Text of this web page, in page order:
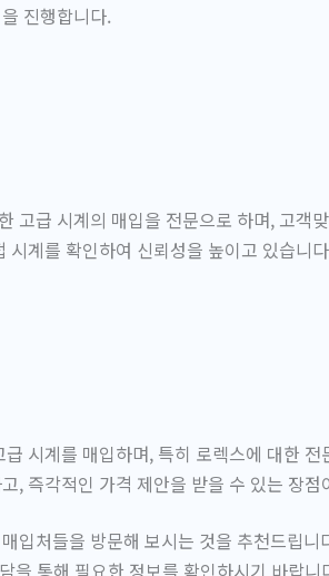
진행합니다.
고급 시계의 매입을 전문으로 하며, 고객
계를 확인하여 신뢰성을 높이고 있습니
시계를 매입하며, 특히 로렉스에 대한 전
, 즉각적인 가격 제안을 받을 수 있는 장점
입처들을 방문해 보시는 것을 추천드립니
을 통해 필요한 정보를 확인하시기 바랍니